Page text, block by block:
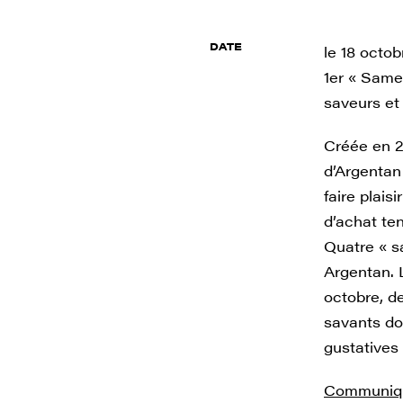
DATE le 18
1er «
saveurs
Créée en
faire
d’achat
Quatre «
Argentan.
octobre,
savants